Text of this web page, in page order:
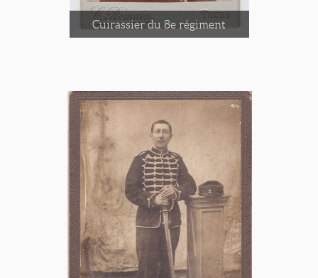
Cuirassier du 8e régiment